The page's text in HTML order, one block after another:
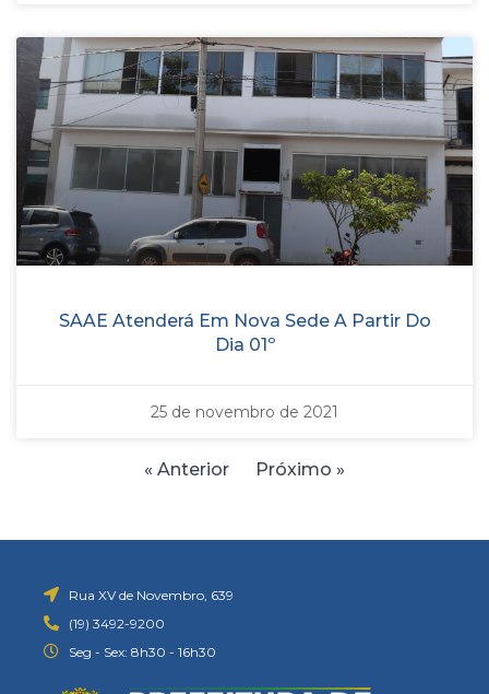
SAAE Atenderá Em Nova Sede A Partir Do
Dia 01º
25 de novembro de 2021
« Anterior Próximo »
Rua XV de Novembro, 639
(19) 3492-9200
Seg - Sex: 8h30 - 16h30